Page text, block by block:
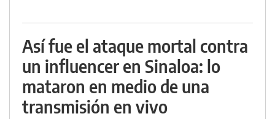
Así fue el ataque mortal contra
un influencer en Sinaloa: lo
mataron en medio de una
transmisión en vivo